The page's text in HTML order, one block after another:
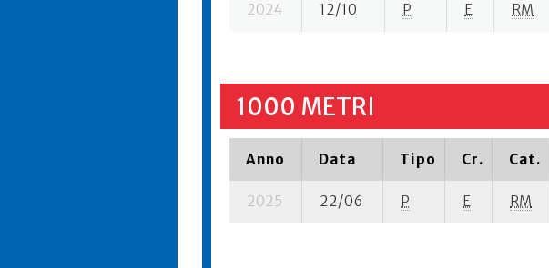
2024 12/10 P E RM
1000 METRI
Anno Data Tipo Cr. Cat.
2025 22/06 P E RM